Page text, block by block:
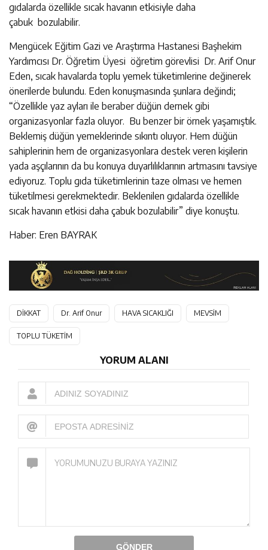
gıdalarda özellikle sıcak havanın etkisiyle daha
çabuk bozulabilir.
Mengücek Eğitim Gazi ve Araştırma Hastanesi Başhekim
Yardımcısı Dr. Öğretim Üyesi öğretim görevlisi Dr. Arif Onur
Eden, sıcak havalarda toplu yemek tüketimlerine değinerek
önerilerde bulundu. Eden konuşmasında şunlara değindi;
“Özellikle yaz ayları ile beraber düğün dernek gibi
organizasyonlar fazla oluyor. Bu benzer bir örnek yaşamıştık.
Beklemiş düğün yemeklerinde sıkıntı oluyor. Hem düğün
sahiplerinin hem de organizasyonlara destek veren kişilerin
yada aşçılarının da bu konuya duyarlılıklarının artmasını tavsiye
ediyoruz. Toplu gıda tüketimlerinin taze olması ve hemen
tüketilmesi gerekmektedir. Beklenilen gıdalarda özellikle
sıcak havanın etkisi daha çabuk bozulabilir” diye konuştu.
Haber: Eren BAYRAK
DİKKAT Dr. Arif Onur HAVA SICAKLIĞI MEVSİM
TOPLU TÜKETİM
YORUM ALANI
GÖNDER